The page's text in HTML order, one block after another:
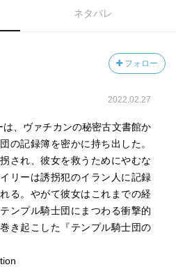
ネタバレ
フォロー
2022.02.27
、ヴァチカンの秘密古文書館か
の記録簿を密かに持ち出した。
され、彼女を救うためにやむな
リーは誘拐犯のイラン人に記録
る。やがて彼女はこれまでの経
ンプル騎士団にまつわる衝撃的
き起こした『テンプル騎士団の